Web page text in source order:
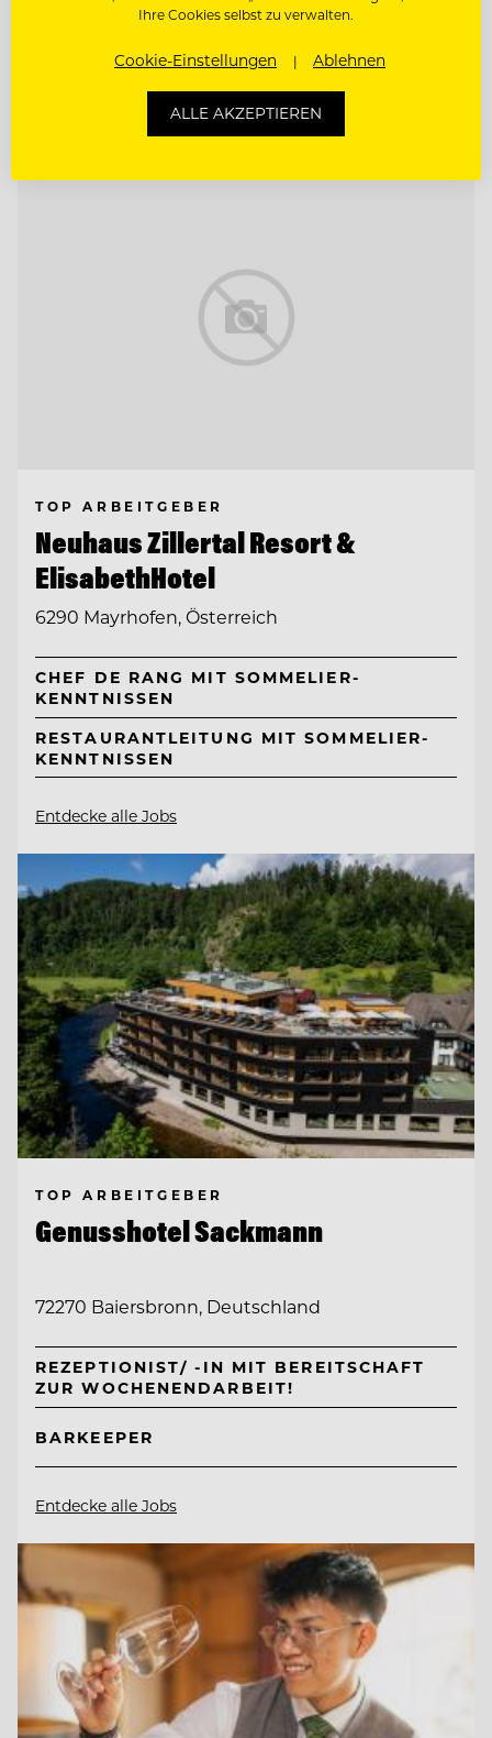
F&B CONTROLLER (M/W/D)
TOP ARBEITGEBER
Neuhaus Zillertal Resort &
ElisabethHotel
6290 Mayrhofen, Österreich
CHEF DE RANG MIT SOMMELIER-
KENNTNISSEN
RESTAURANTLEITUNG MIT SOMMELIER-
KENNTNISSEN
Entdecke alle Jobs
TOP ARBEITGEBER
Genusshotel Sackmann
72270 Baiersbronn, Deutschland
REZEPTIONIST/ -IN MIT BEREITSCHAFT
ZUR WOCHENENDARBEIT!
BARKEEPER
Entdecke alle Jobs
Ihre Cookies selbst zu verwalten.
Cookie-Einstellungen Ablehnen
ALLE AKZEPTIEREN